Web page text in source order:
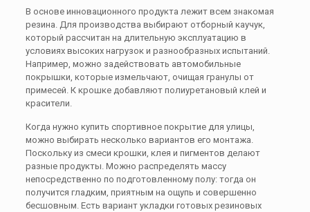
В основе инновационного продукта лежит всем знакомая
резина. Для производства выбирают отборный каучук,
который рассчитан на длительную эксплуатацию в
условиях высоких нагрузок и разнообразных испытаний.
Например, можно задействовать автомобильные
покрышки, которые измельчают, очищая гранулы от
примесей. К крошке добавляют полиуретановый клей и
красители.
Когда нужно купить спортивное покрытие для улицы,
можно выбирать несколько вариантов его монтажа.
Поскольку из смеси крошки, клея и пигментов делают
разные продукты. Можно распределять массу
непосредственно по подготовленному полу: тогда он
получится гладким, приятным на ощупь и совершенно
бесшовным. Есть вариант укладки готовых резиновых